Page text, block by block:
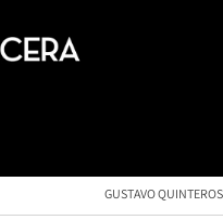
GUSTAVO QUINTEROS